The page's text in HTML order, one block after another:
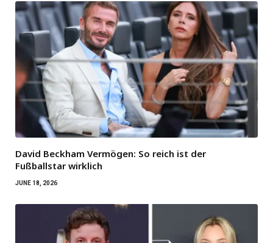
David Beckham Vermögen: So reich ist der
Fußballstar wirklich
JUNE 18, 2026